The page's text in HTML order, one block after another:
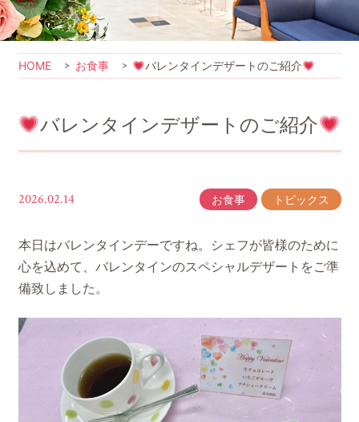
HOME お食事 バレンタインデザートのご紹介
バレンタインデザートのご紹介
2026.02.14 お食事 トピックス
本日はバレンタインデーですね。シェフが皆様のために
心を込めて、バレンタインのスペシャルデザートをご準
備致しました。